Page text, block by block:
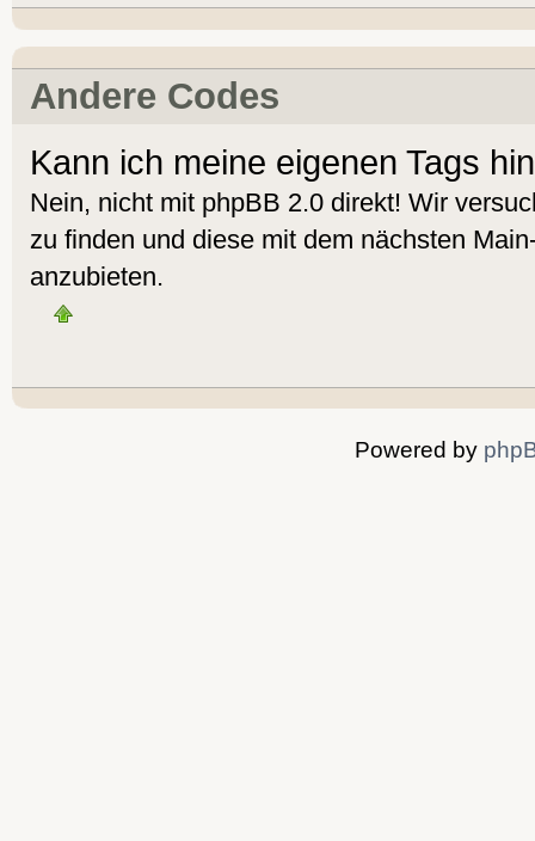
Andere Codes
Kann ich meine eigenen Tags
Nein, nicht mit phpBB 2.0 direkt! Wir
zu finden und diese mit dem nächsten
anzubieten.
Powered by